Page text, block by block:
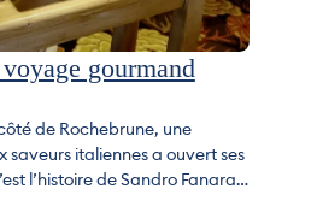
gourmand
de Rochebrune, une
saveurs italiennes a ouvert ses
l’histoire de Sandro Fanara,